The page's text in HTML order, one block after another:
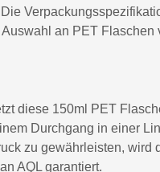
an PET Flaschen
diese 150ml PET
Durchgang in einer
zu gewährleisten, wird
AQL garantiert.